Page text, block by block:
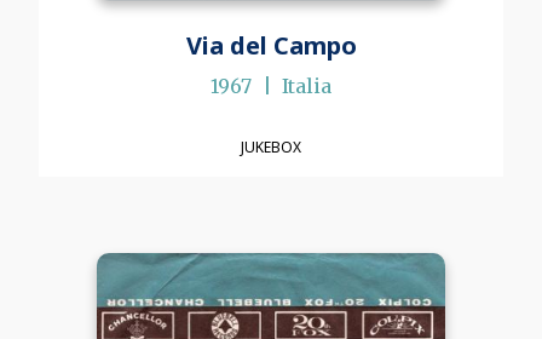
Via del Campo
1967 Italia
JUKEBOX